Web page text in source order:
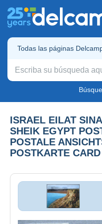
Todas las páginas
ISRAEL EILAT
SHEIK EGYPT
POSTALE
POSTKARTE CARD